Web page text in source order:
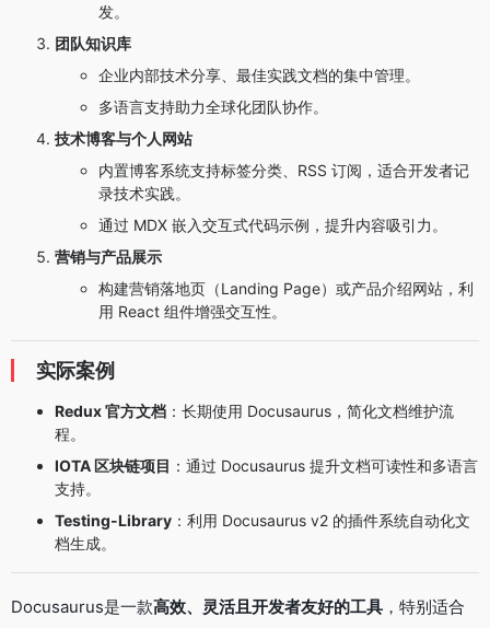
发。
团队知识库
企业内部技术分享、最佳实践文档的集中管理。
多语言支持助力全球化团队协作。
技术博客与个人网站
内置博客系统支持标签分类、RSS 订阅，适合开发者记
录技术实践。
通过 MDX 嵌入交互式代码示例，提升内容吸引力。
营销与产品展示
构建营销落地页（Landing Page）或产品介绍网站，利
用 React 组件增强交互性。
实际案例
Redux 官方文档 ：长期使用 Docusaurus，简化文档维护流
程。
IOTA 区块链项目 ：通过 Docusaurus 提升文档可读性和多语言
支持。
Testing-Library ：利用 Docusaurus v2 的插件系统自动化文
档生成。
Docusaurus是一款高效、灵活且开发者友好的工具 ，特别适合